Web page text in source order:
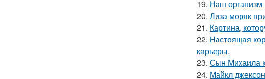
19. Наш организм
20. Лиза моряк
21. Картина,
22. Настоящая
карьеры.
23. Сын Михаила
24. Майкл